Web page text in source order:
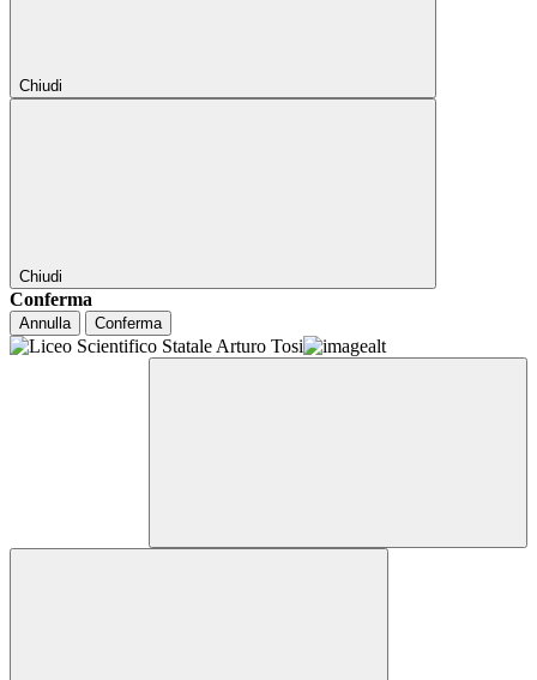
Chiudi
Chiudi
Conferma
Annulla Conferma